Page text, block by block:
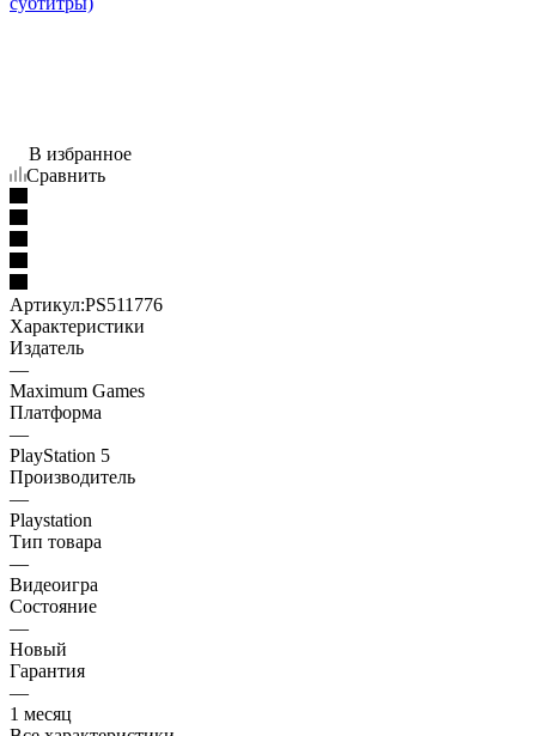
В избранное
Сравнить
Артикул:PS511776
Характеристики
Издатель
—
Maximum Games
Платформа
—
PlayStation 5
Производитель
—
Playstation
Тип товара
—
Видеоигра
Состояние
—
Новый
Гарантия
—
1 месяц